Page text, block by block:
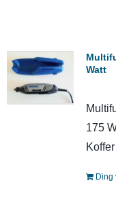
Watt
175
Koffer
Ding